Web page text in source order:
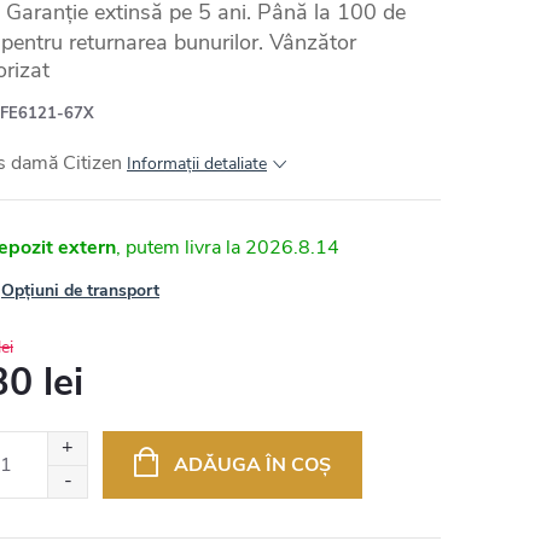
Garanție extinsă pe 5 ani. Până la 100 de
returnarea bunurilor. Vânzător
FE6121-67X
damă Citizen Informaţii detaliate
extern 2026.8.14
Opțiuni de transport
lei
ADĂUGA ÎN COŞ